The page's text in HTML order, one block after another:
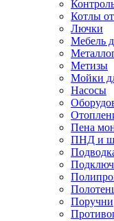
Котлы
Лючки
Мебель
Метизы
Мойки
Насосы
Пена
ПНД и
Поручни